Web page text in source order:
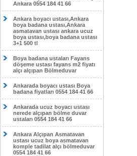
Ankara 0554 184 41 66
Ankara boyacı ustası,Ankara
boya badana ustası,Ankara
asmatavan ustası ankara ucuz
boya ustası,boya badana ustası
3+1 500 tl
Boya badana ustaları Fayans
döşeme ustası fayans m2 fiyatı
alçı alçıpan Bölmeduvar
Ankarada boyacı ustası Boya
badana fiyatları 0554 184 41 66
Ankarada ucuz boyacı ustası
nerede alçıpan bölme duvar
ustaları 0554 184 41 66
Ankara Alçıpan Asmatavan
ustası ucuz boya asmatavan
komple tadilat alçı bölmeduvar
0554 184 41 66